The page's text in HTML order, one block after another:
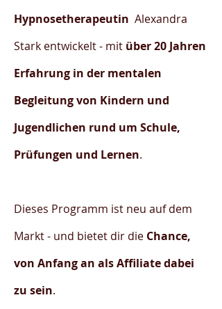
Hypnosetherapeutin Alexandra
Stark entwickelt - mit über 20 Jahren
Erfahrung in der mentalen
Begleitung von Kindern und
Jugendlichen rund um Schule,
Prüfungen und Lernen.
Dieses Programm ist neu auf dem
Markt - und bietet dir die Chance,
von Anfang an als Affiliate dabei
zu sein.